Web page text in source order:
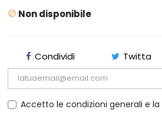
 Non disponibile
Condividi Twitta
Accetto le condizioni generali e